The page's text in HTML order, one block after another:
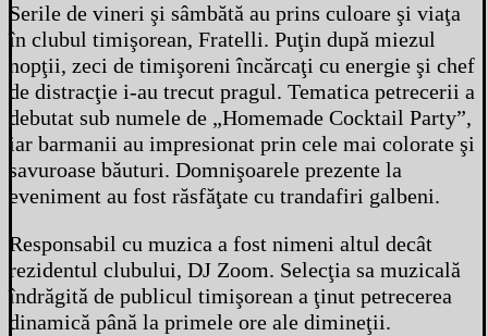
Serile de vineri şi sâmbătă au prins culoare şi viaţa
în clubul timişorean, Fratelli. Puţin după miezul
nopţii, zeci de timişoreni încărcaţi cu energie şi chef
de distracţie i-au trecut pragul. Tematica petrecerii a
debutat sub numele de „Homemade Cocktail Party”,
iar barmanii au impresionat prin cele mai colorate şi
savuroase băuturi. Domnişoarele prezente la
eveniment au fost răsfăţate cu trandafiri galbeni.
Responsabil cu muzica a fost nimeni altul decât
rezidentul clubului, DJ Zoom. Selecţia sa muzicală
îndrăgită de publicul timişorean a ţinut petrecerea
dinamică până la primele ore ale dimineţii.